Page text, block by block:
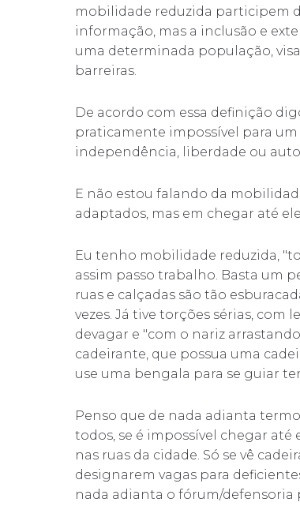
mobilidade reduzida participem
informação, mas a inclusão e
uma determinada população,
barreiras.
De acordo com essa definição
praticamente impossível para
independência, liberdade ou
E não estou falando da
adaptados, mas em chegar até
Eu tenho mobilidade reduzida,
assim passo trabalho. Basta um
ruas e calçadas são tão
vezes. Já tive torções sérias,
devagar e "com o nariz
cadeirante, que possua uma
use uma bengala para se guiar
Penso que de nada adianta
todos, se é impossível chegar até
nas ruas da cidade. Só se vê
designarem vagas para
nada adianta o fórum/defensoria